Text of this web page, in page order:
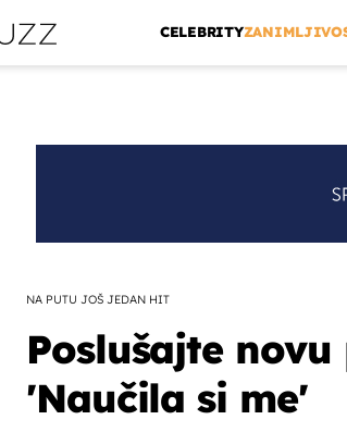
CELEBRITY
NA PUTU JOŠ JEDAN HIT
Poslušajte
'Naučila si me'